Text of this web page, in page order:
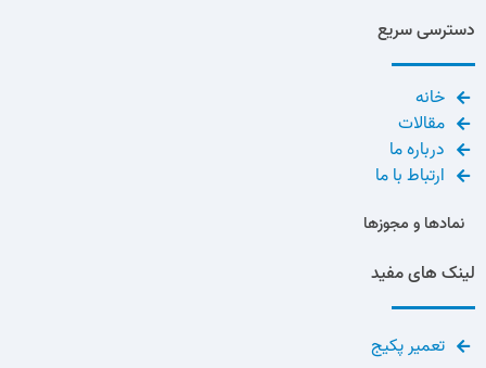
دسترسی سریع
خانه
مقالات
درباره ما
ارتباط با ما
نمادها و مجوزها
لینک های مفید
تعمیر پکیج